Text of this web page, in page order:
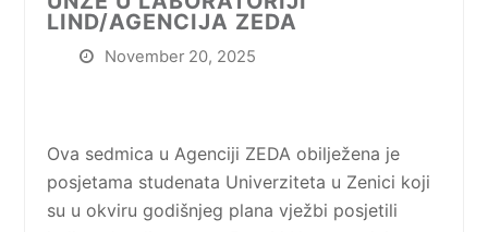
LIND/AGENCIJA ZEDA
November 20, 2025
Ova sedmica u Agenciji ZEDA obilježena je
posjetama studenata Univerziteta u Zenici koji
su u okviru godišnjeg plana vježbi posjetili